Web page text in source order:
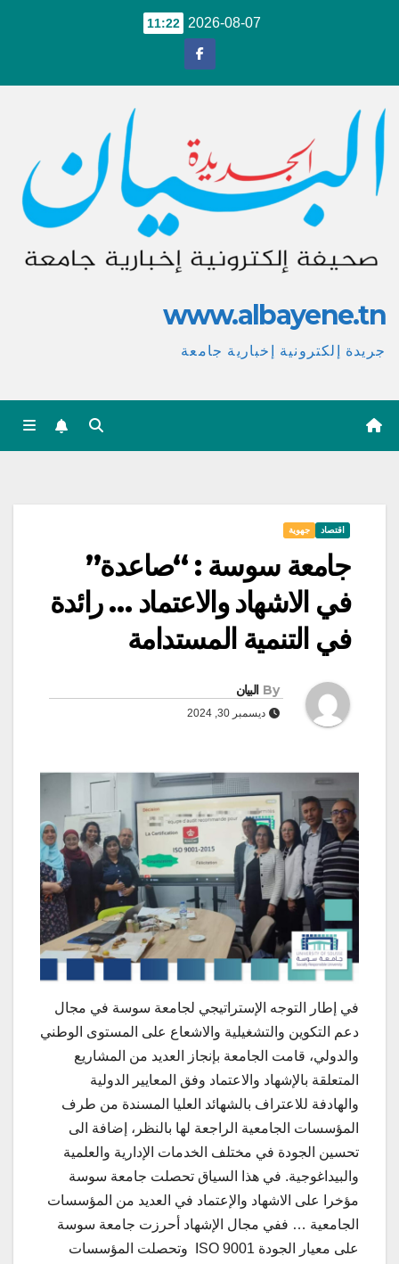
2026-08-07
11:22
www.albayene.tn
جريدة إلكترونية إخبارية جامعة
اقتصاد جهوية
جامعة سوسة : “صاعدة”
في الاشهاد والاعتماد … رائدة
في التنمية المستدامة
By البيان
ديسمبر 30, 2024
في إطار التوجه الإستراتيجي لجامعة سوسة في مجال
دعم التكوين والتشغيلية والاشعاع على المستوى الوطني
والدولي، قامت الجامعة بإنجاز العديد من المشاريع
المتعلقة بالإشهاد والاعتماد وفق المعايير الدولية
والهادفة للاعتراف بالشهائد العليا المسندة من طرف
المؤسسات الجامعية الراجعة لها بالنظر، إضافة الى
تحسين الجودة في مختلف الخدمات الإدارية والعلمية
والبيداغوجية. في هذا السياق تحصلت جامعة سوسة
مؤخرا على الاشهاد والإعتماد في العديد من المؤسسات
الجامعية … ففي مجال الإشهاد أحرزت جامعة سوسة
على معيار الجودة ISO 9001 وتحصلت المؤسسات